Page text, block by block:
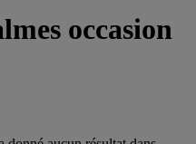
occasion